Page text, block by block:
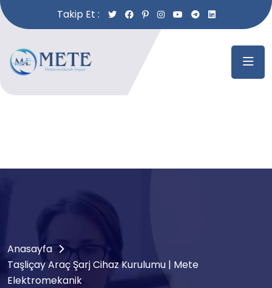
Takip Et :
Anasayfa
Taşliçay Araç Şarj Cihaz Kurulumu | Mete
Elektromekanik